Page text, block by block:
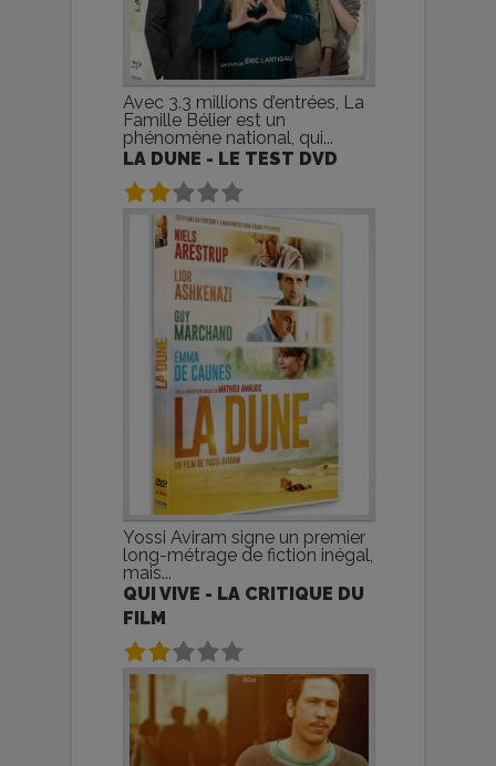
Avec 3.3 millions d’entrées, La
Famille Bélier est un
phénomène national, qui...
LA DUNE - LE TEST DVD
Yossi Aviram signe un premier
long-métrage de fiction inégal,
mais...
QUI VIVE - LA CRITIQUE DU
FILM